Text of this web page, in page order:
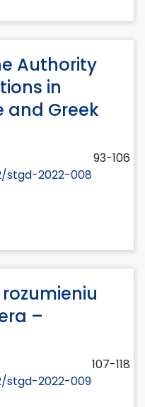
Authority
in
and Greek
93-106
stgd-2022-008
–
107-118
stgd-2022-009